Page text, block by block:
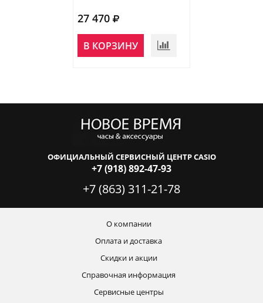
27 470
В КОРЗИНУ
ОФИЦИАЛЬНЫЙ СЕРВИСНЫЙ ЦЕНТР CASIO
+7 (918) 892-47-93
+7 (863) 311-21-78
О компании
Оплата и доставка
Скидки и акции
Справочная информация
Сервисные центры